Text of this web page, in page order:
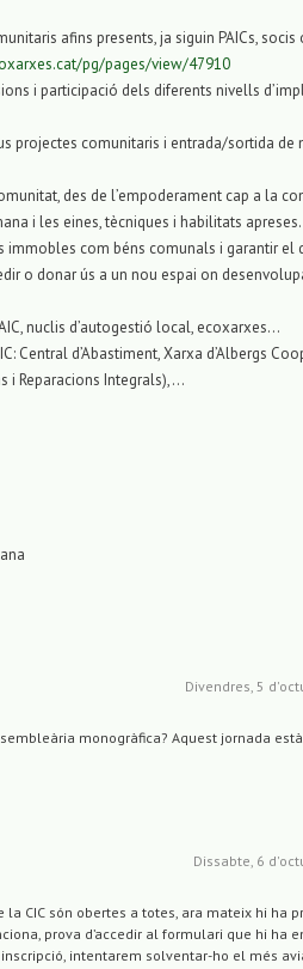
afins presents, ja siguin PAICs,
pg/pages/view/47910
i participació dels diferents nivells
projectes comunitaris i entrada/sortida de
des de l’empoderament cap a la
i les eines, tècniques i habilitats apreses.
immobles com béns comunals i garantir el
o donar ús a un nou espai on
nuclis d’autogestió local, ecoxarxes…
Central d’Abastiment, Xarxa d’Albergs
i Reparacions Integrals),…
Divendres, 5
monogràfica? Aquest jornada
Dissabte, 6
la CIC són obertes a totes, ara mateix hi ha
prova d’accedir al formulari que hi ha
intentarem solventar-ho el més